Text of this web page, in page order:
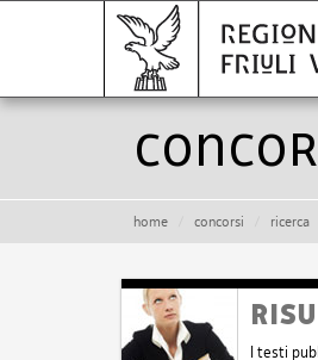
home concorsi ricerca
I testi